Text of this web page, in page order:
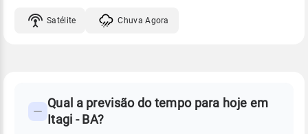
Satélite Chuva Agora
PREVISÃO
TEMPO
Perguntas
Qual a previsão do tempo para hoje em
Itagi - BA?